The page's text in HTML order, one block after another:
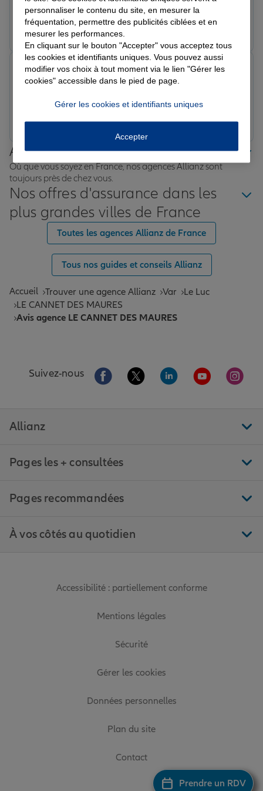
Prendre un RDV
Prendre un RDV Voir l'agence
Note de 5 sur 5
Le 15/05/2026 - Agence LE CANNET DES MAURES
noelle r.
Allianz proche de chez vous
Où que vous soyez en France, nos agences Allianz sont
toujours près de chez vous.
Nos offres d'assurance dans les
plus grandes villes de France
Toutes les agences Allianz de France
Tous nos guides et conseils Allianz
Accueil Trouver une agence Allianz Var
Le Luc
LE CANNET DES MAURES
Avis agence LE CANNET DES MAURES
Suivez-nous Aller sur la page Facebook de Allianz
Aller sur la page Twitter de
Aller sur la page
Aller sur la
Aller
Allianz
Pages les + consultées
Pages recommandées
À vos côtés au quotidien
Accessibilité : partiellement conforme
Mentions légales
Sécurité
Gérer les cookies
Données personnelles
Plan du site
Contact
personnaliser le contenu du site, en mesurer la
fréquentation, permettre des publicités ciblées et en
mesurer les performances.
En cliquant sur le bouton "Accepter" vous acceptez tous
les cookies et identifiants uniques. Vous pouvez aussi
modifier vos choix à tout moment via le lien "Gérer les
cookies" accessible dans le pied de page.
Gérer les cookies et identifiants uniques
Accepter